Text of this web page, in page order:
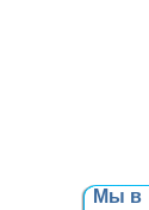
Мы в